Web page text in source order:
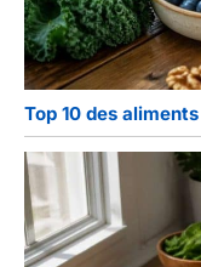
Top 10 des